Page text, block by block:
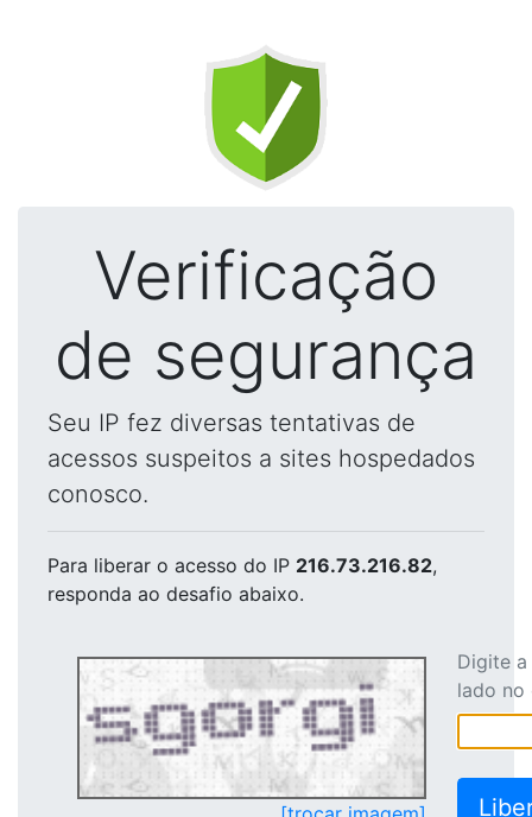
Verificação
de segurança
Seu IP fez diversas tentativas de
acessos suspeitos a sites hospedados
conosco.
Para liberar o acesso do IP 216.73.216.82,
responda ao desafio abaixo.
Digite
lado no